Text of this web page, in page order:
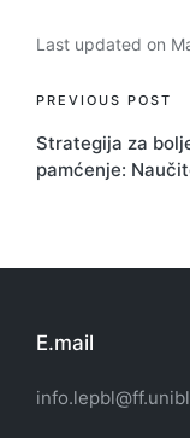
Last updated on
Post
PREVIOUS POST
Strategija za
pamćenje:
E.mail